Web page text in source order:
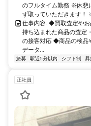
インセンティブに応じて
に合わせて考慮いたします。 ◆売上に応じた個人インセ
（達成率に応じて変動
支給
のフルタイム勤務 ※休憩
ず取っていただきます！
仕事内容: ◆買取査定や
持ち込まれた商品の査定
の接客対応 ◆商品の検品
データ...
急募 駅近5分以内 シフト制 昇
正社員